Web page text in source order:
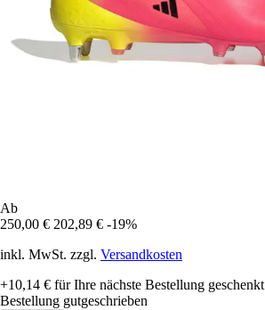
Ab
250,00 € 202,89 € -19%
inkl. MwSt. zzgl. Versandkosten
+10,14 € für Ihre nächste Bestellung geschenkt
Bestellung gutgeschrieben